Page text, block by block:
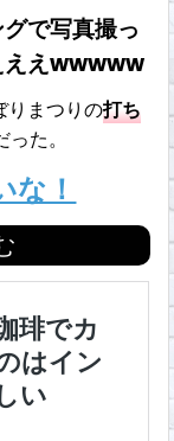
で写真撮っ
ええwwwww
りまつりの打ち
た。
な！